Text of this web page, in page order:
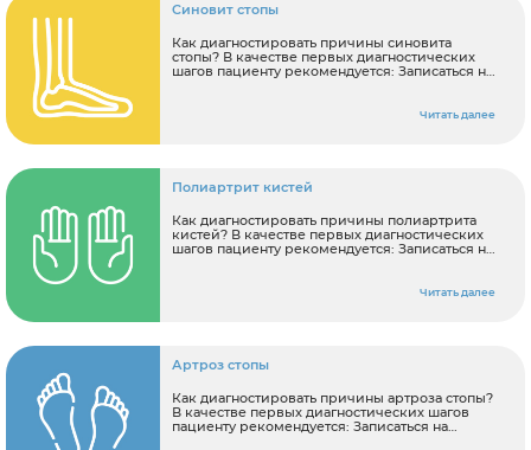
Синовит стопы
Как диагностировать причины синовита
стопы? В качестве первых диагностических
шагов пациенту рекомендуется: Записаться на
Читать далее
Полиартрит кистей
Как диагностировать причины полиартрита
кистей? В качестве первых диагностических
шагов пациенту рекомендуется: Записаться на
Читать далее
Артроз стопы
Как диагностировать причины артроза стопы?
В качестве первых диагностических шагов
пациенту рекомендуется: Записаться на